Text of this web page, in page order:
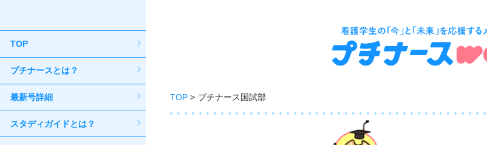
TOP
プチナースとは？
最新号詳細
スタディガイドとは？
TOP プチナース国試部